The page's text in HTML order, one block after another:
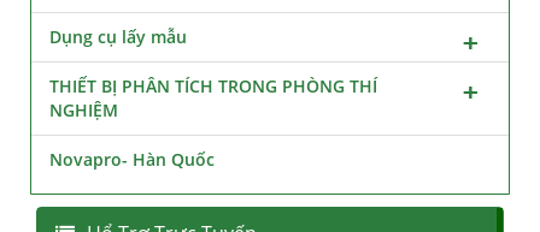
Dụng cụ lấy mẫu
THIẾT BỊ PHÂN TÍCH TRONG PHÒNG THÍ
NGHIỆM
Novapro- Hàn Quốc